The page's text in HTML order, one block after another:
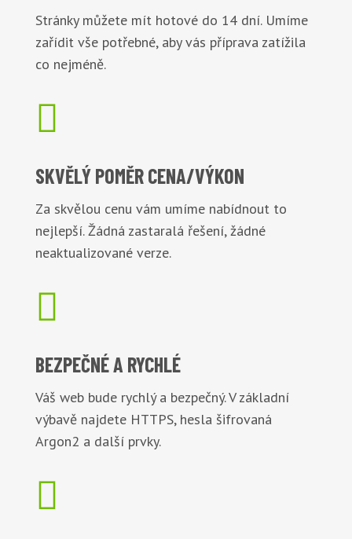
Stránky můžete mít hotové do 14 dní. Umíme
zařídit vše potřebné, aby vás příprava zatížila
co nejméně.

SKVĚLÝ POMĚRCENA/VÝKON
Za skvělou cenu vám umíme nabídnout to
nejlepší. Žádná zastaralá řešení, žádné
neaktualizované verze.

BEZPEČNÉA RYCHLÉ
Váš web bude rychlý a bezpečný. V základní
výbavě najdete HTTPS, hesla šifrovaná
Argon2 a další prvky.
